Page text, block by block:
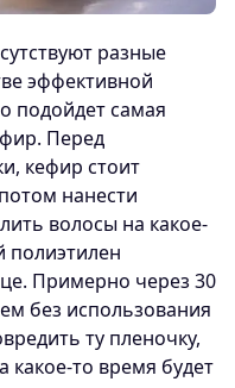
разные
эффективной
подойдет самая
Перед
кефир стоит
нанести
волосы на какое-
полиэтилен
Примерно через 30
без использования
ту пленочку,
какое-то время будет